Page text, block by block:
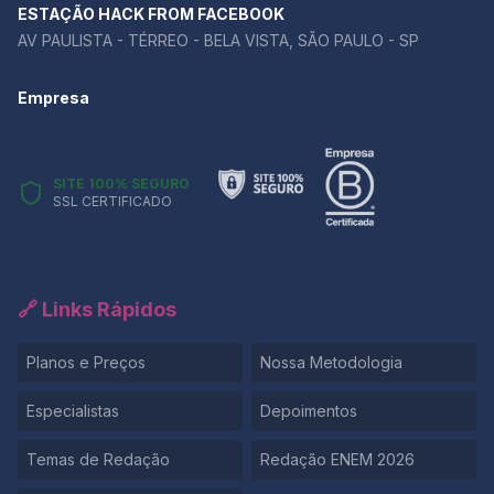
argumento central da redação e usá-las para
aprofundar a discussão. Se você ainda tem dúvidas
sobre como aplicar um repertório de forma produtiva,
testar sua redação e receber um feedback detalhado
ESTAÇÃO HACK FROM FACEBOOK
AV PAULISTA - TÉRREO - BELA VISTA, SÃO PAULO - SP
Empresa
SITE 100% SEGURO
SSL CERTIFICADO
🔗 Links Rápidos
Planos e Preços Nossa Metodologia
Especialistas Depoimentos
Temas de Redação Redação ENEM 2026